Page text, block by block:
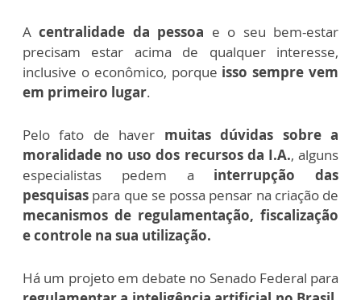
Acentralidade da pessoa e o seu bem-estar
precisam estar acima de qualquer interesse,
inclusive o econômico, porque isso sempre vem
em primeiro lugar.
Pelo fato de haver muitas dúvidas sobre a
moralidade no uso dos recursos da I.A., alguns
especialistas pedem a interrupção das
pesquisas para que se possa pensar na criação de
mecanismos de regulamentação, fiscalização
e controle na sua utilização.
Há um projeto em debate no Senado Federal para